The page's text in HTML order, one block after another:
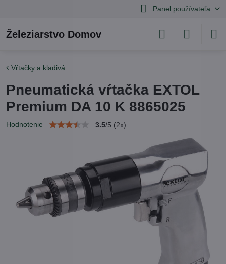
Panel používateľa
Železiarstvo Domov
Vŕtačky a kladivá
Pneumatická vŕtačka EXTOL
Premium DA 10 K 8865025
Hodnotenie 3.5/5 (2x)